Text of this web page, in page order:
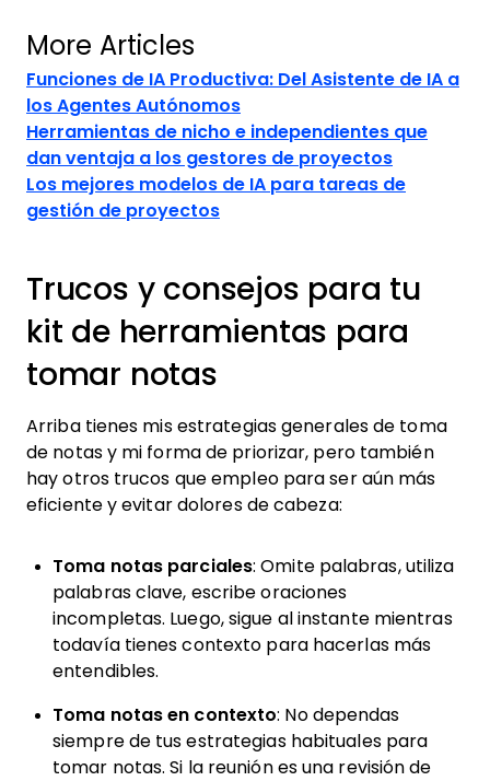
More Articles
Funciones de IA Productiva: Del Asistente de IA a
los Agentes Autónomos
Herramientas de nicho e independientes que
dan ventaja a los gestores de proyectos
Los mejores modelos de IA para tareas de
gestión de proyectos
Trucos y consejos para tu
kit de herramientas para
tomar notas
Arriba tienes mis estrategias generales de toma
de notas y mi forma de priorizar, pero también
hay otros trucos que empleo para ser aún más
eficiente y evitar dolores de cabeza:
Toma notas parciales: Omite palabras, utiliza
palabras clave, escribe oraciones
incompletas. Luego, sigue al instante mientras
todavía tienes contexto para hacerlas más
entendibles.
Toma notas en contexto: No dependas
siempre de tus estrategias habituales para
tomar notas. Si la reunión es una revisión de